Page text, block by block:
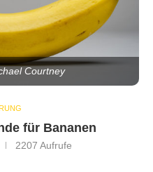
Courtney
für Bananen
2207 Aufrufe